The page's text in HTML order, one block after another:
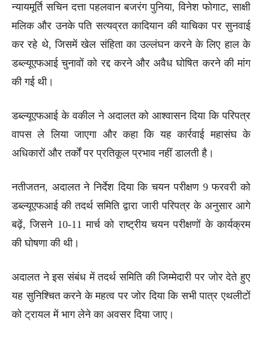
न्यायमूर्ति सचिन दत्ता पहलवान बजरंग पुनिया, विनेश फोगाट, साक्षी
मलिक और उनके पति सत्यव्रत कादियान की याचिका पर सुनवाई
कर रहे थे, जिसमें खेल संहिता का उल्लंघन करने के लिए हाल के
डब्ल्यूएफआई चुनावों को रद्द करने और अवैध घोषित करने की मांग
की गई थी।
डब्ल्यूएफआई के वकील ने अदालत को आश्वासन दिया कि परिपत्र
वापस ले लिया जाएगा और कहा कि यह कार्रवाई महासंघ के
अधिकारों और तर्कों पर प्रतिकूल प्रभाव नहीं डालती है।
नतीजतन, अदालत ने निर्देश दिया कि चयन परीक्षण 9 फरवरी को
डब्ल्यूएफआई की तदर्थ समिति द्वारा जारी परिपत्र के अनुसार आगे
बढ़ें, जिसने 10-11 मार्च को राष्ट्रीय चयन परीक्षणों के कार्यक्रम
की घोषणा की थी।
अदालत ने इस संबंध में तदर्थ समिति की जिम्मेदारी पर जोर देते हुए
यह सुनिश्चित करने के महत्व पर जोर दिया कि सभी पात्र एथलीटों
को ट्रायल में भाग लेने का अवसर दिया जाए।